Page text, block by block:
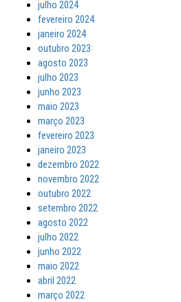
julho 2024
fevereiro 2024
janeiro 2024
outubro 2023
agosto 2023
julho 2023
junho 2023
maio 2023
março 2023
fevereiro 2023
janeiro 2023
dezembro 2022
novembro 2022
outubro 2022
setembro 2022
agosto 2022
julho 2022
junho 2022
maio 2022
abril 2022
março 2022